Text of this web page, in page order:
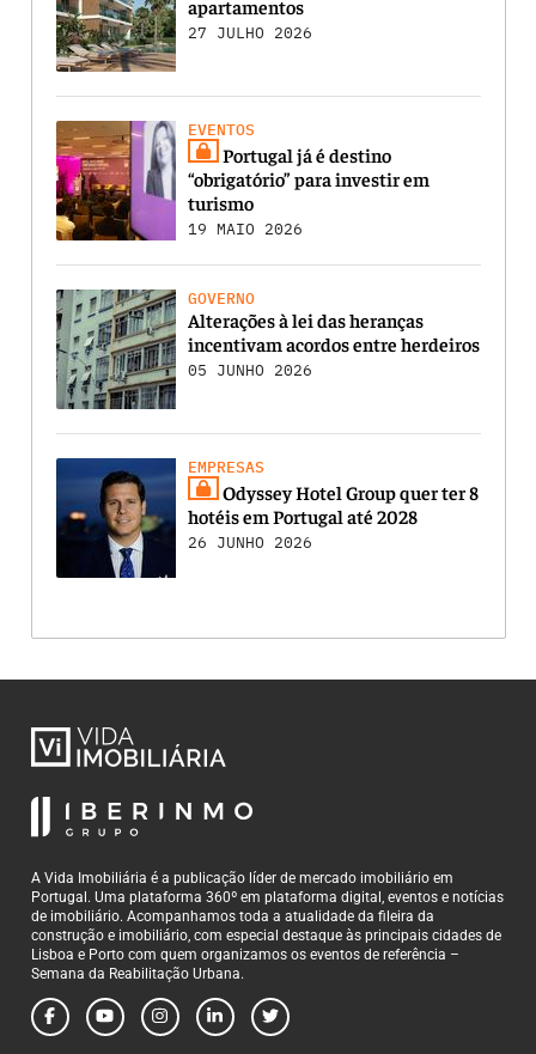
apartamentos
27 JULHO 2026
EVENTOS
Portugal já é destino
“obrigatório” para investir em
turismo
19 MAIO 2026
GOVERNO
Alterações à lei das heranças
incentivam acordos entre herdeiros
05 JUNHO 2026
EMPRESAS
Odyssey Hotel Group quer ter 8
hotéis em Portugal até 2028
26 JUNHO 2026
A Vida Imobiliária é a publicação líder de mercado imobiliário em
Portugal. Uma plataforma 360º em plataforma digital, eventos e notícias
de imobiliário. Acompanhamos toda a atualidade da fileira da
construção e imobiliário, com especial destaque às principais cidades de
Lisboa e Porto com quem organizamos os eventos de referência –
Semana da Reabilitação Urbana.